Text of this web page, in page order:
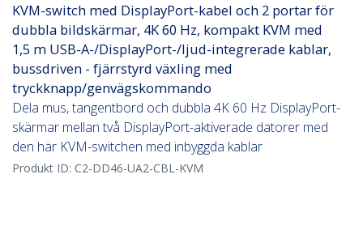
KVM-switch med DisplayPort-kabel och 2 portar för
dubbla bildskärmar, 4K 60 Hz, kompakt KVM med
1,5 m USB-A-/DisplayPort-/ljud-integrerade kablar,
bussdriven - fjärrstyrd växling med
tryckknapp/genvägskommando
Dela mus, tangentbord och dubbla 4K 60 Hz DisplayPort-
skärmar mellan två DisplayPort-aktiverade datorer med
den här KVM-switchen med inbyggda kablar
Produkt ID: C2-DD46-UA2-CBL-KVM